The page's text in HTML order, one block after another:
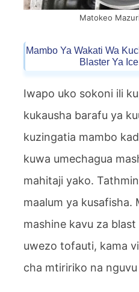
Matokeo
Mambo Ya Wakati Wa
Blaster Ya
Iwapo uko sokoni ili
kukausha barafu ya
kuzingatia mambo
kuwa umechagua
mahitaji yako.
maalum ya kusafisha.
mashine kavu za
uwezo tofauti, kama
cha mtiririko na nguvu